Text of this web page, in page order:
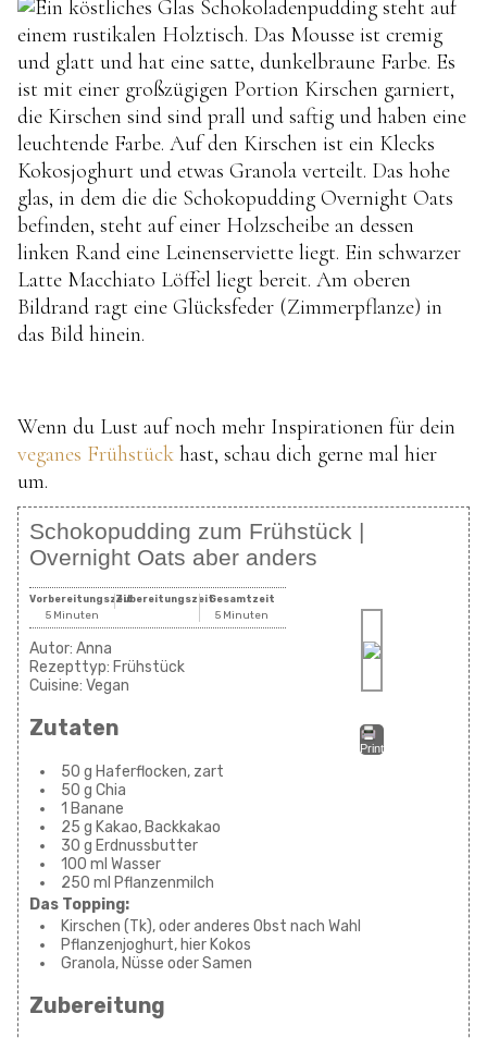
Wenn du Lust auf noch mehr Inspirationen für dein
veganes Frühstück hast, schau dich gerne mal hier
um.
Schokopudding zum Frühstück |
Overnight Oats aber anders
Print
Vorbereitungszeit
5 Minuten
ZubereitungszeitGesamtzeit
5 Minuten
Autor: Anna
Rezepttyp: Frühstück
Cuisine: Vegan
Zutaten
50 g Haferflocken, zart
50 g Chia
1 Banane
25 g Kakao, Backkakao
30 g Erdnussbutter
100 ml Wasser
250 ml Pflanzenmilch
Das Topping:
Kirschen (Tk), oder anderes Obst nach Wahl
Pflanzenjoghurt, hier Kokos
Granola, Nüsse oder Samen
Zubereitung